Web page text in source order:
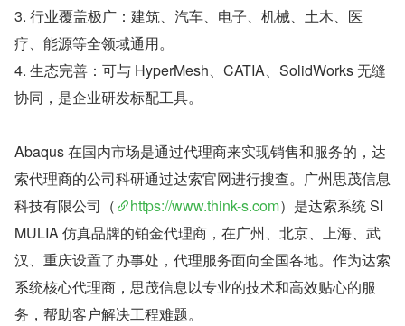
3. 行业覆盖极广：建筑、汽车、电子、机械、土木、医
疗、能源等全领域通用。
4. 生态完善：可与 HyperMesh、CATIA、SolidWorks 无缝
协同，是企业研发标配工具。
Abaqus 在国内市场是通过代理商来实现销售和服务的，达
索代理商的公司科研通过达索官网进行搜查。广州思茂信息
科技有限公司（
https://www.think-s.com）是达索系统 SI
MULIA 仿真品牌的铂金代理商，在广州、北京、上海、武
汉、重庆设置了办事处，代理服务面向全国各地。作为达索
系统核心代理商，思茂信息以专业的技术和高效贴心的服
务，帮助客户解决工程难题。